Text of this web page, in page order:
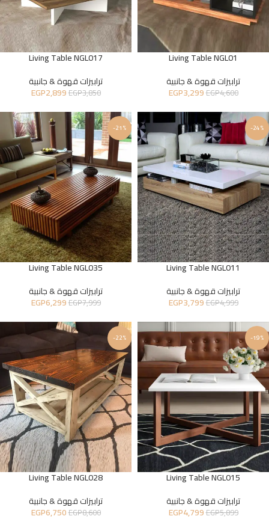
Living Table NGL01
ترابيزات قهوة & جانبية
EGP4,600
EGP3,299
Living Table NGL017
ترابيزات قهوة & جانبية
EGP3,850
EGP2,899
-24%
Living Table NGL011
ترابيزات قهوة & جانبية
EGP4,999
EGP3,799
-21%
Living Table NGL035
ترابيزات قهوة & جانبية
EGP7,999
EGP6,299
-19%
Living Table NGL015
ترابيزات قهوة & جانبية
EGP5,899
EGP4,799
-22%
Living Table NGL028
ترابيزات قهوة & جانبية
EGP8,600
EGP6,750